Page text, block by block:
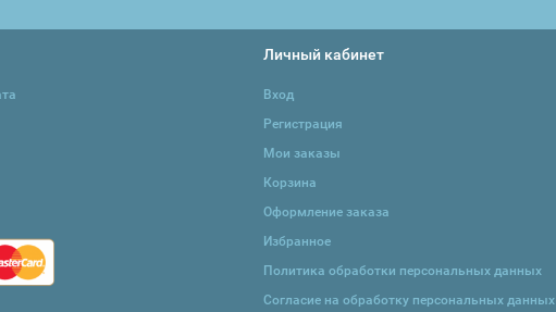
Личный кабинет
Вход
Регистрация
Мои заказы
Корзина
Оформление заказа
Избранное
Политика обработки персональных данных
Согласие на обработку персональных данных